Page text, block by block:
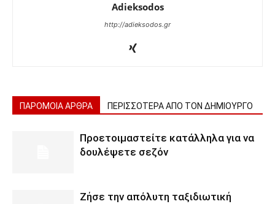
Adieksodos
http://adieksodos.gr
ΠΑΡΟΜΟΙΑ ΑΡΘΡΑ ΠΕΡΙΣΣΟΤΕΡΑ ΑΠΟ ΤΟΝ ΔΗΜΙΟΥΡΓΟ
Προετοιμαστείτε κατάλληλα για να
δουλέψετε σεζόν
Ζήσε την απόλυτη ταξιδιωτική